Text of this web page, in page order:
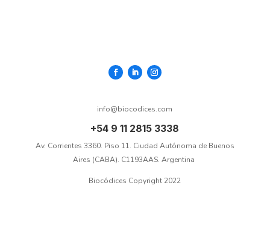
​info@biocodices.com
+54 9 11 2815 3338​
Av. Corrientes 3360. Piso 11. Ciudad Autónoma de Buenos
Aires (CABA). C1193AAS. Argentina ​
​​​Biocódices ​​Copyright 2022